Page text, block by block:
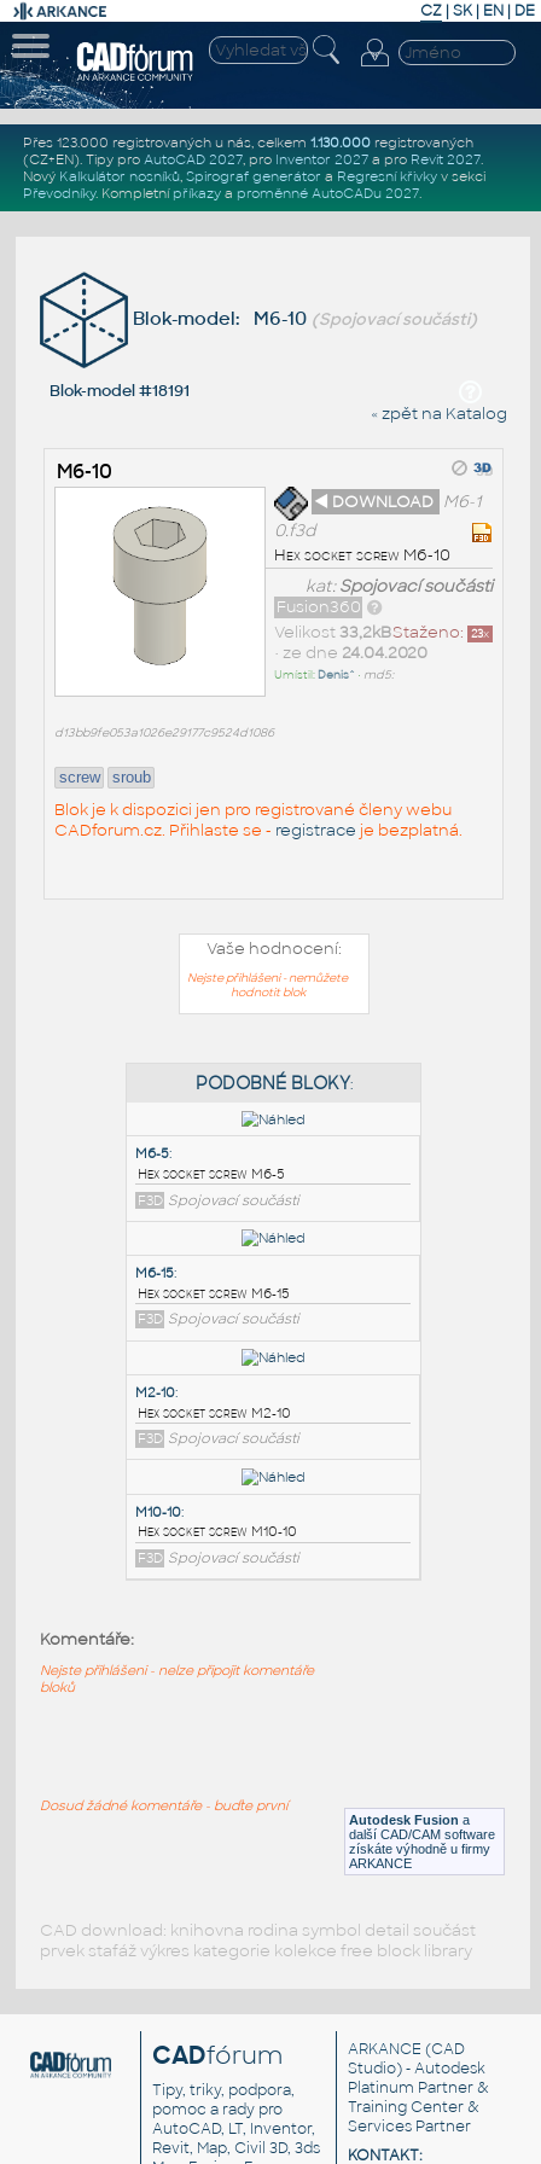
CZ | SK| EN | DE
Přes 123.000 registrovaných u nás, celkem 1.130.000registrovaných
(CZ+EN). Tipy pro AutoCAD 2027, pro Inventor 2027a pro Revit 2027.
Nový Kalkulátor nosníků, Spirograf generátor a Regresní křivkyv sekci
Převodníky. Kompletní příkazya proměnné AutoCADu 2027.
Blok-model: M6-10 (Spojovací součásti)
Blok-model #18191
« zpět na Katalog
M6-10
◄ DOWNLOAD M6-1
0.f3d
Hex socket screw M6-10
kat:Spojovací součásti
Fusion360
Staženo: 23x
Velikost33,2kB
• ze dne 24.04.2020
Umístil: Denis^ • md5:
d13bb9fe053a1026e29177c9524d1086
screw sroub
Blok je k dispozici jen pro registrované členy webu
CADforum.cz. Přihlaste se - registrace je bezplatná.
Vaše hodnocení:
Nejste přihlášeni - nemůžete
hodnotit blok
Hex socket screw M6-5
F3D Spojovací součásti
M6-15:
Hex socket screw M6-15
F3D Spojovací součásti
Hex socket screw M2-10
Hex socket screw M10-10
Spojovací součásti
Autodesk Fusion a
další CAD/CAM software
získáte výhodně u firmy
ARKANCE
Komentáře:
Nejste přihlášeni - nelze připojit komentáře
bloků
Dosud žádné komentáře - buďte první
CAD download: knihovna rodina symbol detail součást
prvek stafáž výkres kategorie kolekce free block library
CADfórum
Tipy, triky, podpora,
pomoc a rady pro
AutoCAD, LT, Inventor,
Revit, Map, Civil 3D, 3ds
ARKANCE (CAD
Studio) - Autodesk
Platinum Partner &
Training Center &
Services Partner
KONTAKT: